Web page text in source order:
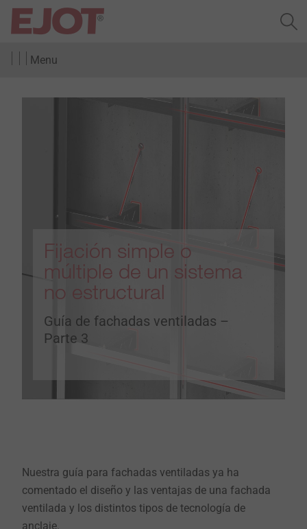
Menu
Fijación simple o
múltiple de un sistema
no estructural
Guía de fachadas ventiladas –
Parte 3
Nuestra guía para fachadas ventiladas ya ha
comentado el diseño y las ventajas de una fachada
ventilada y los distintos tipos de tecnología de
anclaje.